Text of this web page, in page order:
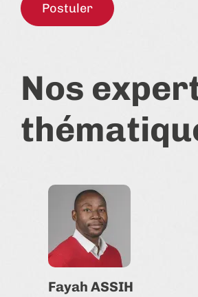
Postuler
Nos
Fayah ASSIH